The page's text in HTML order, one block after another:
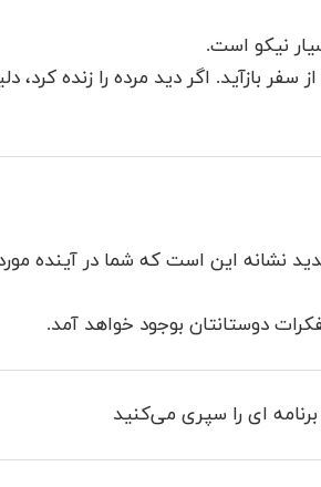
نیکو است.
بازآید. اگر دید مرده را زنده کرد،
نشانه این است که شما در آینده
دوستانتان بوجود خواهد آمد.
ای را سپری می‌کنید